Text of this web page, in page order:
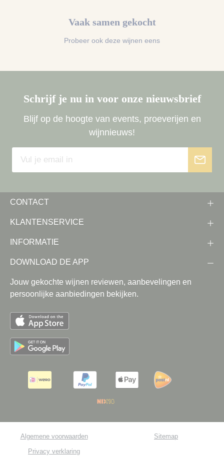
Vaak samen gekocht
Probeer ook deze wijnen eens
Schrijf je nu in voor onze nieuwsbrief
Blijf op de hoogte van events, proeverijen en
wijnnieuws!
CONTACT
KLANTENSERVICE
INFORMATIE
DOWNLOAD DE APP
Jouw gekochte wijnen reviewen, aanbevelingen en
persoonlijke aanbiedingen bekijken.
Algemene voorwaarden
Privacy verklaring
Sitemap